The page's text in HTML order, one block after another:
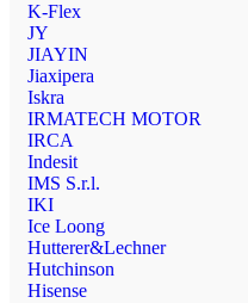
K-Flex
JY
JIAYIN
Jiaxipera
Iskra
IRMATECH MOTOR
IRCA
Indesit
IMS S.r.l.
IKI
Ice Loong
Hutterer&Lechner
Hutchinson
Hisense